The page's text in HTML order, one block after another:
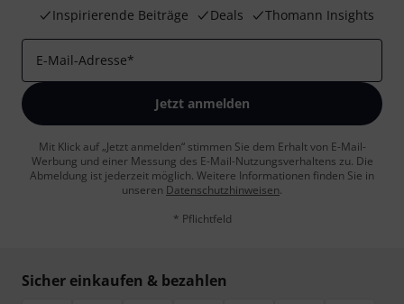
Inspirierende Beiträge
Deals Thomann Insights
E-Mail-Adresse*
Jetzt anmelden
Mit Klick auf „Jetzt anmelden“ stimmen Sie dem Erhalt von E-Mail-
Werbung und einer Messung des E-Mail-Nutzungsverhaltens zu. Die
Abmeldung ist jederzeit möglich. Weitere Informationen finden Sie in
unseren Datenschutzhinweisen.
* Pflichtfeld
Sicher einkaufen & bezahlen